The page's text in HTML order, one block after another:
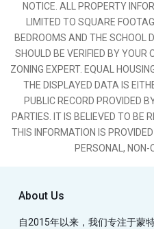
NOTICE. ALL PROPERTY
LIMITED TO SQUARE
BEDROOMS AND THE SCHOOL
SHOULD BE VERIFIED BY YOUR
ZONING EXPERT. EQUAL
THE DISPLAYED DATA IS
PUBLIC RECORD PROVIDED
PARTIES. IT IS BELIEVED TO BE
THIS INFORMATION IS
PERSONAL, NON-
About Us
自2015年以来，我们专注于蒙